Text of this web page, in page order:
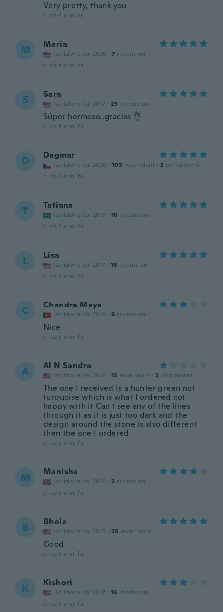
Very pretty, thank you
circa 4 anni fa
M Maria
Iscrizione dal 2020 · 7 recensioni
circa 4 anni fa
S Sara
Iscrizione dal 2017 · 25 recensioni
Súper hermoso..gracias 👌
circa 4 anni fa
D Dagmar
Iscrizione dal 2020 · 103 recensioni · 2 caricamenti
circa 5 anni fa
T Tatiana
Iscrizione dal 2015 · 10 recensioni
circa 5 anni fa
L Lisa
Iscrizione dal 2017 · 16 recensioni
circa 5 anni fa
C Chandra Maya
Iscrizione dal 2019 · 8 recensioni
Nice
circa 5 anni fa
A Al N Sandra
Iscrizione dal 2016 · 12 recensioni · 2 caricamenti
The one I received Is a hunter green not
turquoise which is what I ordered not
happy with it Can’t see any of the lines
through it as it is just too dark and the
design around the stone is also different
then the one I ordered
circa 5 anni fa
M Manisha
Iscrizione dal 2016 · 2 recensioni
circa 5 anni fa
B Bhola
Iscrizione dal 2015 · 25 recensioni
Good
circa 5 anni fa
K Kishori
Iscrizione dal 2017 · 16 recensioni
circa 5 anni fa